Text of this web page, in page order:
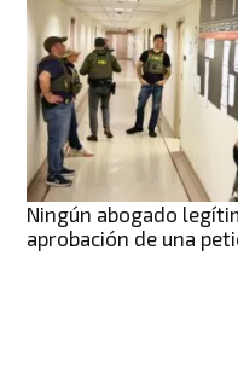
Ningún abogado
aprobación de una